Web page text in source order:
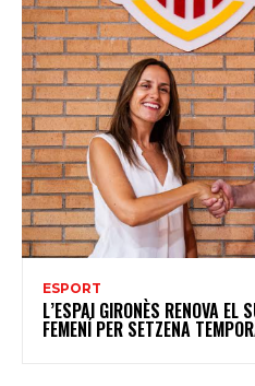
ESPORT
L’ESPAI GIRONÈS RENOVA EL
FEMENÍ PER SETZENA